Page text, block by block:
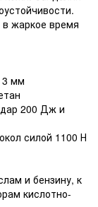
жаркое время
3 мм
200 Дж и
силой 1100 Н
и бензину, к
кислотно-